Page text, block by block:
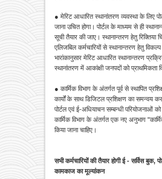
● मेरिट आधारित स्थानांतरण व्यवस्था के लिए
जाना उचित होगा। पोर्टल के माध्यम से ही
सूची तैयार की जाए। स्थानान्तरण हेतु रिक्तिया
एलिजबिल कर्मचारियों से स्थानान्तरण हेतु
भारांकानुसार मेरिट आधारित स्थानान्तरण
स्थानांतरण में आकांक्षी जनपदों को प्राथमिकता
● कार्मिक विभाग के अंतर्गत पूर्व से स्थापित
कार्यों के साथ डिजिटल प्रशिक्षण का समन्वय
पोर्टल एवं ई-अधियाचन सम्बन्धी परियोजनाओं
कार्मिक विभाग के अंतर्गत एक नए अनुभाग
किया जाना चाहिए।
सभी कर्मचारियों की तैयार होगी ई - सर्विस बुक,
कामकाज का मूल्यांकन